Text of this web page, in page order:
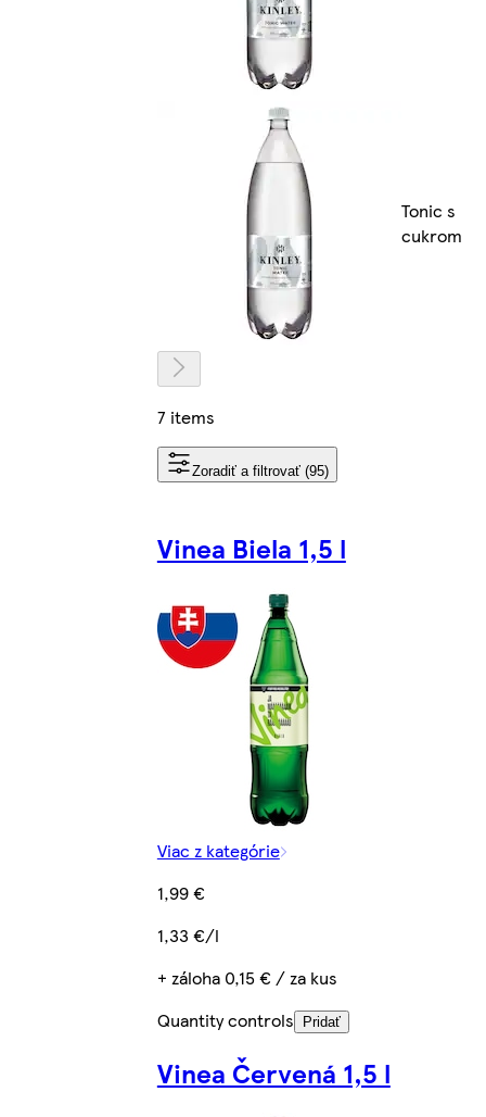
Tonic s
cukrom
7 items
Zoradiť a filtrovať (95)
Vinea Biela 1,5 l
Viac z kategórie
1,99 €
1,33 €/l
+ záloha 0,15 € / za kus
Quantity controls
Pridať
Vinea Červená 1,5 l